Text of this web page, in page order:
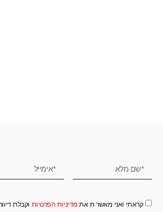
קראתי ואני מאשר.ת את מדיניות הפרטיות וקבלת